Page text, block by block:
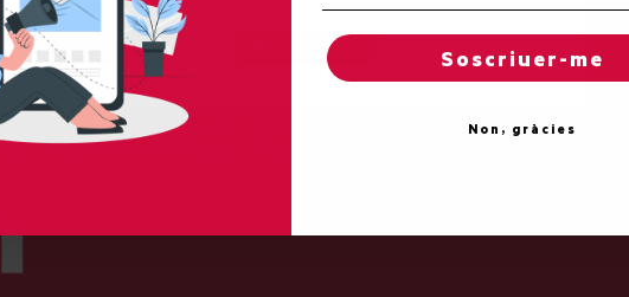
Regles de "cookies" Acceptar totes Soscriuer-me
Non, gràcies